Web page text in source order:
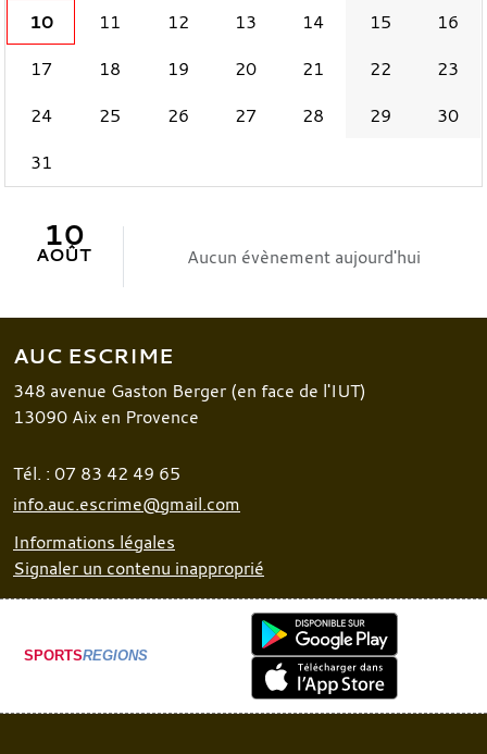
10
11 12 13 14 15
16
17
18 19 20 21 22
23
24
25 26 27 28 29
30
31
10
AOÛT Aucun évènement aujourd'hui
AUC ESCRIME
348 avenue Gaston Berger (en face de l'IUT)
13090 Aix en Provence
Tél. : 07 83 42 49 65
info.auc.escrime@gmail.com
Informations légales
Signaler un contenu inapproprié
SPORTSREGIONS